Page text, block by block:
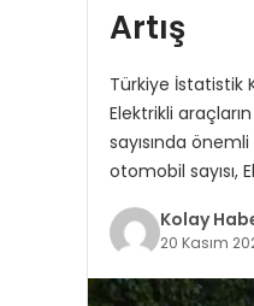
Artış
Türkiye İstatistik
Elektrikli
sayısında
otomobil sayısı,
Kolay
20 Kasım